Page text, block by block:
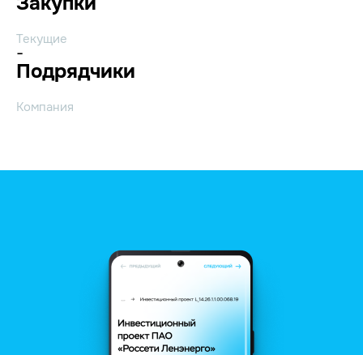
Текущие
-
Подрядчики
Компания